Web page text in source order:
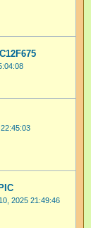
2025 21:49:46